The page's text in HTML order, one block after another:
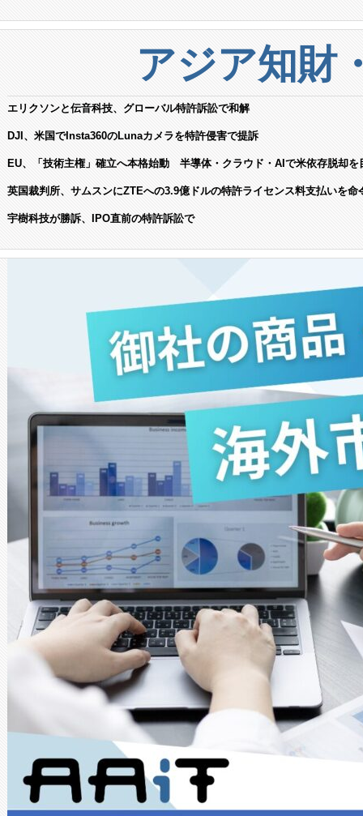
アジア知財
エリクソンと伝音科技、グローバル特許訴訟で和解
DJI、米国でInsta360のLunaカメラを特許侵害で提訴
EU、「技術主権」確立へ本格始動 半導体・クラウド・AIで米依存脱却を
英国裁判所、サムスンにZTEへの3.9億ドルの特許ライセンス料支払いを命
宇樹科技が勝訴、IPO直前の特許訴訟で